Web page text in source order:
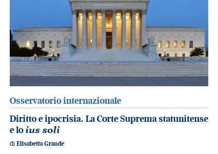
Osservatorio internazionale
Diritto e ipocrisia. La Corte Suprema statunitense
e loius soli
di Elisabetta Grande